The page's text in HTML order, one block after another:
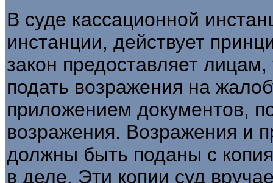
В суде кассационной
инстанции, действует
закон предоставляет
подать возражения на
приложением документов,
возражения. Возражения и
должны быть поданы с
в деле. Эти копии суд